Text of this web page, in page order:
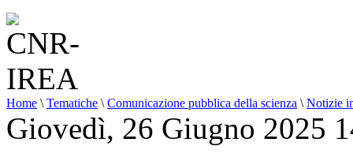
Home \ Tematiche \ Comunicazione pubblica della scienza \ Notizie
Giovedì, 26 Giugno 2025